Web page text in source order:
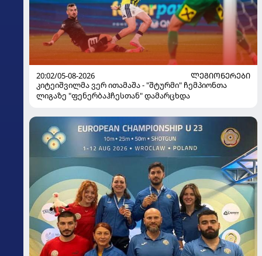
20:02/05-08-2026
ᲚᲔᲒᲘᲝᲜᲔᲠᲔᲑᲘ
კიტეიშვილმა ვერ ითამაშა - "შტურმი" ჩემპიონთა
ლიგაზე "ფენერბაჰჩესთან" დამარცხდა